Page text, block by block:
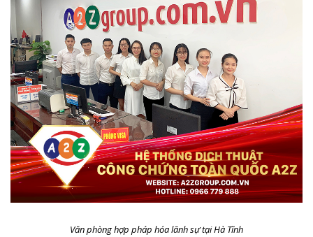
Văn phòng hợp pháp hóa lãnh sự tại Hà Tĩnh